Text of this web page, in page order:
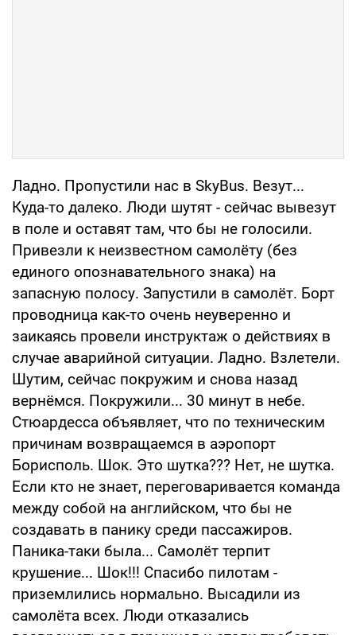
Ладно. Пропустили нас в SkyBus. Везут...
Куда-то далеко. Люди шутят - сейчас вывезут
в поле и оставят там, что бы не голосили.
Привезли к неизвестном самолёту (без
единого опознавательного знака) на
запасную полосу. Запустили в самолёт. Борт
проводница как-то очень неуверенно и
заикаясь провели инструктаж о действиях в
случае аварийной ситуации. Ладно. Взлетели.
Шутим, сейчас покружим и снова назад
вернёмся. Покружили... 30 минут в небе.
Стюардесса объявляет, что по техническим
причинам возвращаемся в аэропорт
Борисполь. Шок. Это шутка??? Нет, не шутка.
Если кто не знает, переговаривается команда
между собой на английском, что бы не
создавать в панику среди пассажиров.
Паника-таки была... Самолёт терпит
крушение... Шок!!! Спасибо пилотам -
приземлились нормально. Высадили из
самолёта всех. Люди отказались